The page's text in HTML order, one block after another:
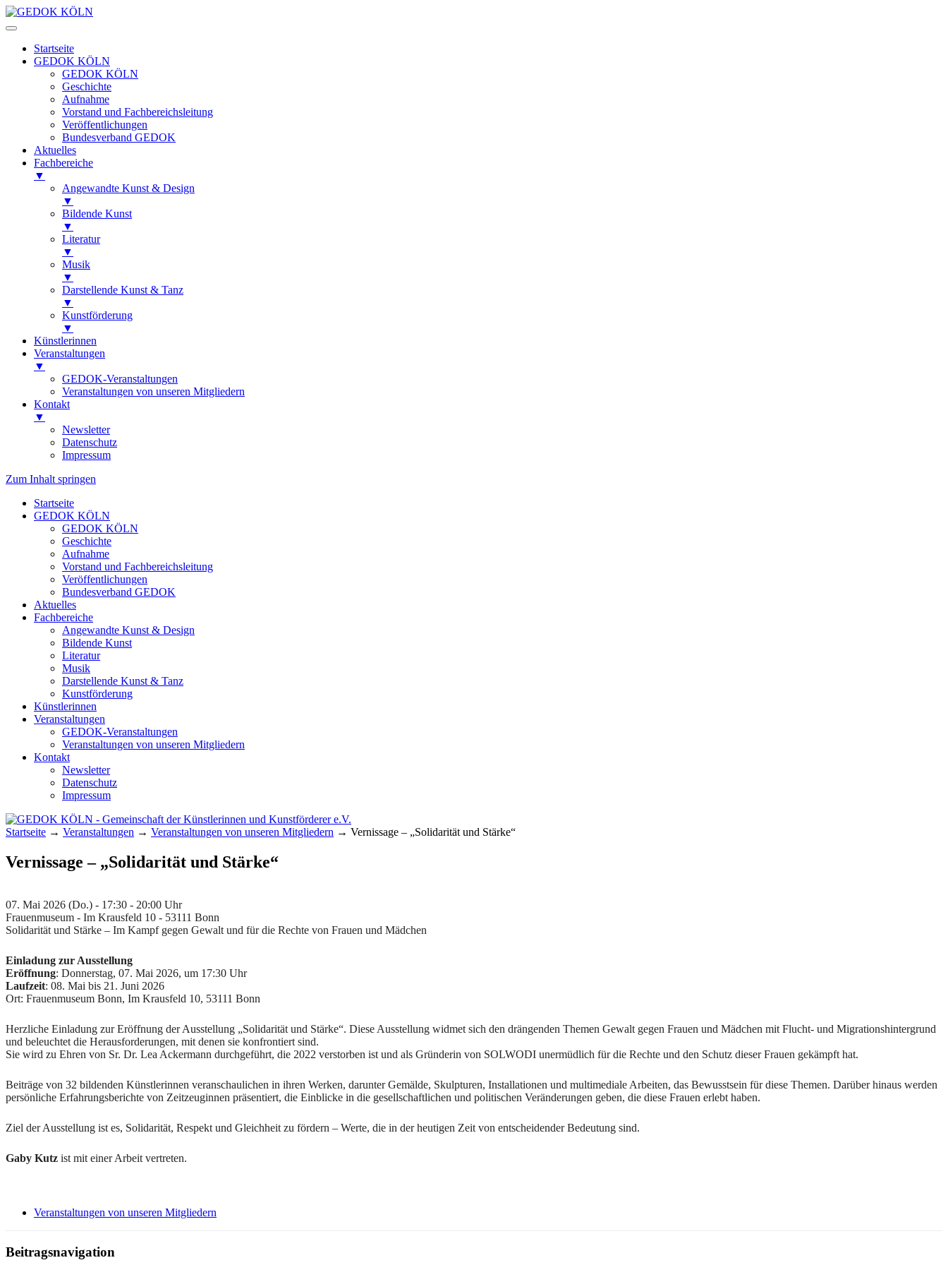
Startseite
GEDOK KÖLN
GEDOK KÖLN
Geschichte
Aufnahme
Vorstand und Fachbereichsleitung
Veröffentlichungen
Bundesverband GEDOK
Aktuelles
Fachbereiche
▼
Angewandte Kunst & Design
▼
Bildende Kunst
▼
Literatur
▼
Musik
▼
Darstellende Kunst & Tanz
▼
Kunstförderung
▼
Künstlerinnen
Veranstaltungen
▼
GEDOK-Veranstaltungen
Veranstaltungen von unseren Mitgliedern
Kontakt
▼
Newsletter
Datenschutz
Impressum
Zum Inhalt springen
Startseite
GEDOK KÖLN
GEDOK KÖLN
Geschichte
Aufnahme
Vorstand und Fachbereichsleitung
Veröffentlichungen
Bundesverband GEDOK
Aktuelles
Fachbereiche
Angewandte Kunst & Design
Bildende Kunst
Literatur
Musik
Darstellende Kunst & Tanz
Kunstförderung
Künstlerinnen
Veranstaltungen
GEDOK-Veranstaltungen
Veranstaltungen von unseren Mitgliedern
Kontakt
Newsletter
Datenschutz
Impressum
GEDOK KÖLN
Gemeinschaft der Künstlerinnen und Kunstförderer e.V.
Startseite → Veranstaltungen → Veranstaltungen von unseren Mitgliedern → Vernissage – „Solidarität und Stärke“
Vernissage – „Solidarität und Stärke“
07. Mai 2026 (Do.) - 17:30 - 20:00 Uhr
Frauenmuseum - Im Krausfeld 10 - 53111 Bonn
Solidarität und Stärke – Im Kampf gegen Gewalt und für die Rechte von Frauen und Mädchen
Einladung zur Ausstellung
Eröffnung: Donnerstag, 07. Mai 2026, um 17:30 Uhr
Laufzeit: 08. Mai bis 21. Juni 2026
Ort: Frauenmuseum Bonn, Im Krausfeld 10, 53111 Bonn
Herzliche Einladung zur Eröffnung der Ausstellung „Solidarität und Stärke“. Diese Ausstellung widmet sich den drängenden Themen Gewalt gegen Frauen und Mädchen mit Flucht- und Migrationshintergrund
und beleuchtet die Herausforderungen, mit denen sie konfrontiert sind.
Sie wird zu Ehren von Sr. Dr. Lea Ackermann durchgeführt, die 2022 verstorben ist und als Gründerin von SOLWODI unermüdlich für die Rechte und den Schutz dieser Frauen gekämpft hat.
Beiträge von 32 bildenden Künstlerinnen veranschaulichen in ihren Werken, darunter Gemälde, Skulpturen, Installationen und multimediale Arbeiten, das Bewusstsein für diese Themen. Darüber hinaus werden
persönliche Erfahrungsberichte von Zeitzeuginnen präsentiert, die Einblicke in die gesellschaftlichen und politischen Veränderungen geben, die diese Frauen erlebt haben.
Ziel der Ausstellung ist es, Solidarität, Respekt und Gleichheit zu fördern – Werte, die in der heutigen Zeit von entscheidender Bedeutung sind.
Gaby Kutz ist mit einer Arbeit vertreten.
Veranstaltungen von unseren Mitgliedern
Beitragsnavigation